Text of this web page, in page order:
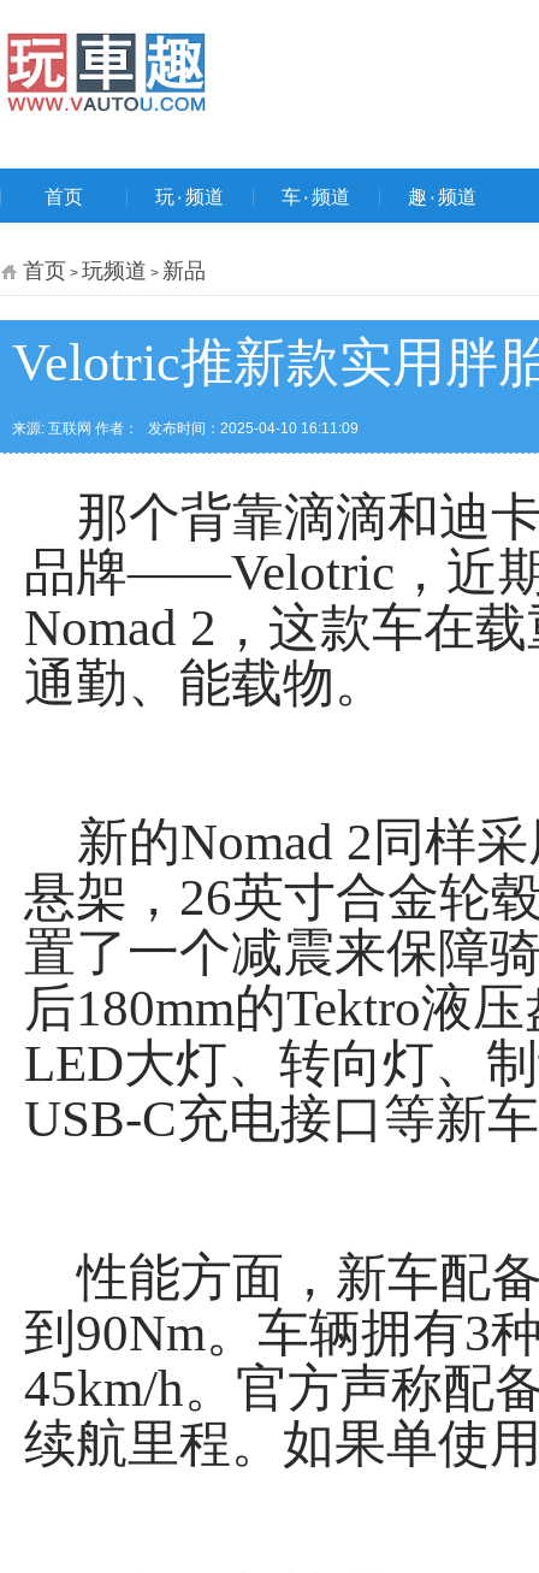
首页 玩۰频道 车۰频道 趣۰频道
首页 > 玩频道 > 新品
Velotric推新款实用胖
来源: 互联网 作者： 发布时间：2025-04-10 16:11:09
那个背靠滴滴和迪
品牌——Velotric，近
Nomad 2，这款车在
通勤、能载物。
新的Nomad 2同样
悬架，26英寸合金轮
置了一个减震来保障
后180mm的Tektro液
LED大灯、转向灯、
USB-C充电接口等新
性能方面，新车配
到90Nm。车辆拥有3
45km/h。官方声称配
续航里程。如果单使